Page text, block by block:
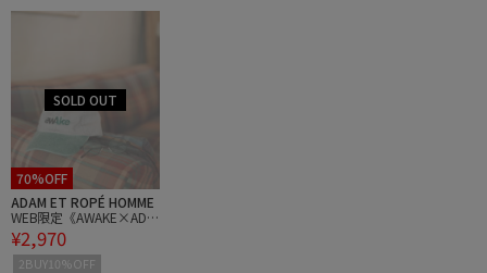
70%OFF
ADAM ET ROPÉ HOMME
WEB限定《AWAKE×ADA
M ET ROPE'》CAP&SUN
GLASS
¥2,970
2BUY10%OFF